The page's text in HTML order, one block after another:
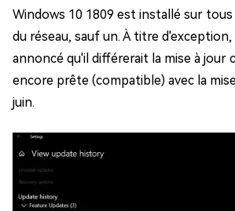
Windows 10 1809 est installé sur
du réseau, sauf un. À titre
annoncé qu'il différerait la mise à jour
encore prête (compatible) avec la
juin.